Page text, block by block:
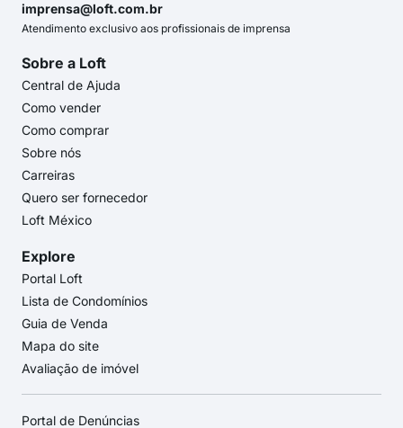
imprensa@loft.com.br
Atendimento exclusivo aos profissionais de imprensa
Sobre a Loft
Central de Ajuda
Como vender
Como comprar
Sobre nós
Carreiras
Quero ser fornecedor
Loft México
Explore
Portal Loft
Lista de Condomínios
Guia de Venda
Mapa do site
Avaliação de imóvel
Portal de Denúncias